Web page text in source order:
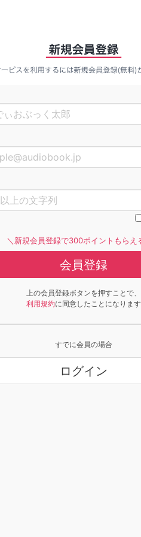
＼新規会員登録で300ポイントもらえ
会員登録
上の会員登録ボタンを押すことで、
利用規約に同意したことになります
すでに会員の場合
ログイン